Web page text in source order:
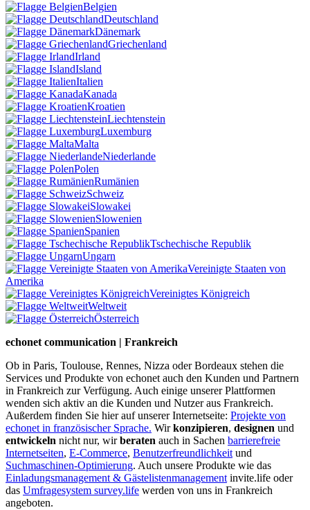
Belgien
Deutschland
Dänemark
Griechenland
Irland
Island
Italien
Kanada
Kroatien
Liechtenstein
Luxemburg
Malta
Niederlande
Polen
Rumänien
Schweiz
Slowakei
Slowenien
Spanien
Tschechische Republik
Ungarn
Vereinigte Staaten von
Amerika
Vereinigtes Königreich
Weltweit
Österreich
echonet communication | Frankreich
Ob in Paris, Toulouse, Rennes, Nizza oder Bordeaux stehen die
Services und Produkte von echonet auch den Kunden und Partnern
in Frankreich zur Verfügung. Auch einige unserer Plattformen
wenden sich aktiv an die Kunden und Nutzer aus Frankreich.
Außerdem finden Sie hier auf unserer Internetseite: Projekte von
echonet in französischer Sprache. Wirkonzipieren, designen und
entwickeln nicht nur, wirberaten auch in Sachen barrierefreie
Internetseiten, E-Commerce, Benutzerfreundlichkeit und
Suchmaschinen-Optimierung. Auch unsere Produkte wie das
Einladungsmanagement & Gästelistenmanagement invite.life oder
das Umfragesystem survey.life werden von uns in Frankreich
angeboten.